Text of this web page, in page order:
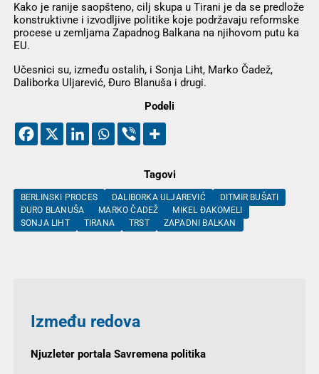
Kako je ranije saopšteno, cilj skupa u Tirani je da se predlože
konstruktivne i izvodljive politike koje podržavaju reformske
procese u zemljama Zapadnog Balkana na njihovom putu ka
EU.
Učesnici su, između ostalih, i Sonja Liht, Marko Čadež,
Daliborka Uljarević, Ðuro Blanuša i drugi.
Podeli
Tagovi
BERLINSKI PROCES DALIBORKA ULJAREVIĆ
DITMIR BUŠATI
ĐURO BLANUŠA
MARKO ČADEŽ
MIKEL ĐAKOMELI
SONJA LIHT
TIRANA TRST ZAPADNI BALKAN
Između redova
Njuzleter portala Savremena politika